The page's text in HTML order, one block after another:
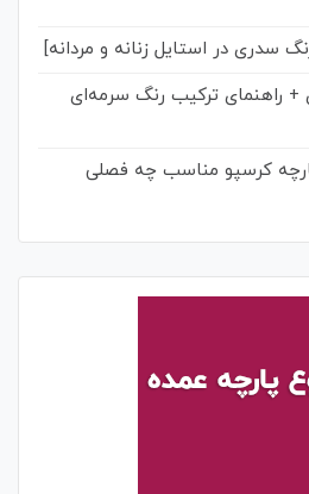
در استایل زنانه و مردانه]
راهنمای ترکیب رنگ سرمه‌ای
کرسپو مناسب چه فصلی